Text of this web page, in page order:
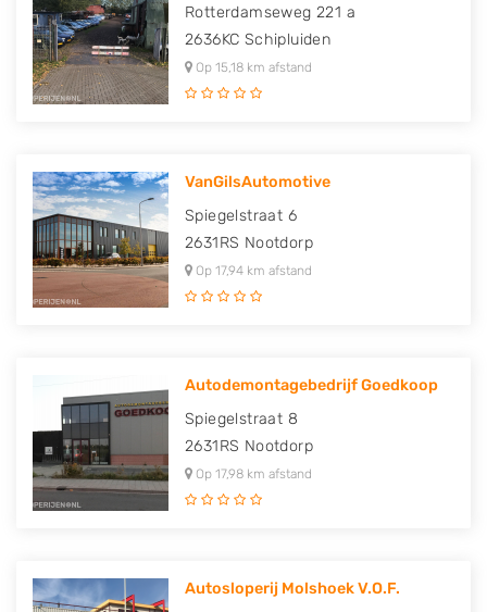
Rotterdamseweg 221 a
2636KC Schipluiden
Op 15,18 km afstand
VanGilsAutomotive
Spiegelstraat 6
2631RS Nootdorp
Op 17,94 km afstand
Autodemontagebedrijf Goedkoop
Spiegelstraat 8
2631RS Nootdorp
Op 17,98 km afstand
Autosloperij Molshoek V.O.F.